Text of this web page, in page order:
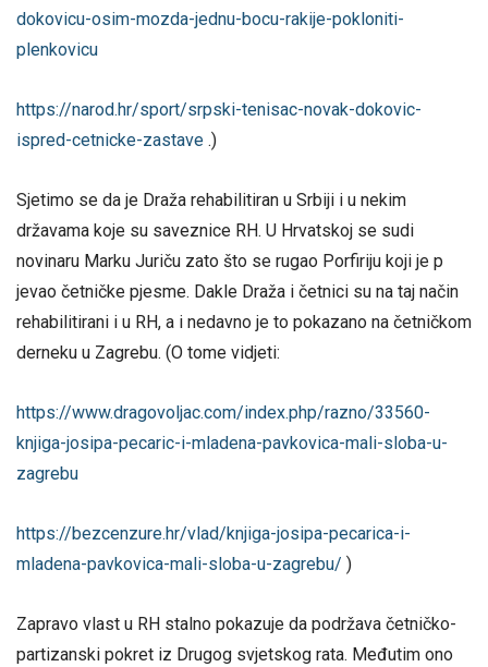
dokovicu-osim-mozda-jednu-bocu-rakije-pokloniti-
plenkovicu
https://narod.hr/sport/srpski-tenisac-novak-dokovic-
ispred-cetnicke-zastave .)
Sjetimo se da je Draža rehabilitiran u Srbiji i u nekim
državama koje su saveznice RH. U Hrvatskoj se sudi
novinaru Marku Juriču zato što se rugao Porfiriju koji je p
jevao četničke pjesme. Dakle Draža i četnici su na taj način
rehabilitirani i u RH, a i nedavno je to pokazano na četničkom
derneku u Zagrebu. (O tome vidjeti:
https://www.dragovoljac.com/index.php/razno/33560-
knjiga-josipa-pecaric-i-mladena-pavkovica-mali-sloba-u-
zagrebu
https://bezcenzure.hr/vlad/knjiga-josipa-pecarica-i-
mladena-pavkovica-mali-sloba-u-zagrebu/ )
Zapravo vlast u RH stalno pokazuje da podržava četničko-
partizanski pokret iz Drugog svjetskog rata. Međutim ono